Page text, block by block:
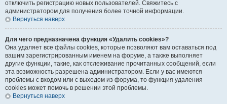
отключить регистрацию новых пользователей. Свяжитесь с
администратором для получения более точной информации.
Вернуться наверх
Для чего предназначена функция «Удалить cookies»?
Она удаляет все файлы cookies, которые позволяют вам оставаться под
вашим зарегистрированным именем на форуме, а также выполняет
другие функции, такие, как отслеживание прочитанных сообщений, если
эта возможность разрешена администратором. Если у вас имеются
проблемы с входом или с выходом из форума, то функция удаления
cookies может помочь в решении этой проблемы.
Вернуться наверх